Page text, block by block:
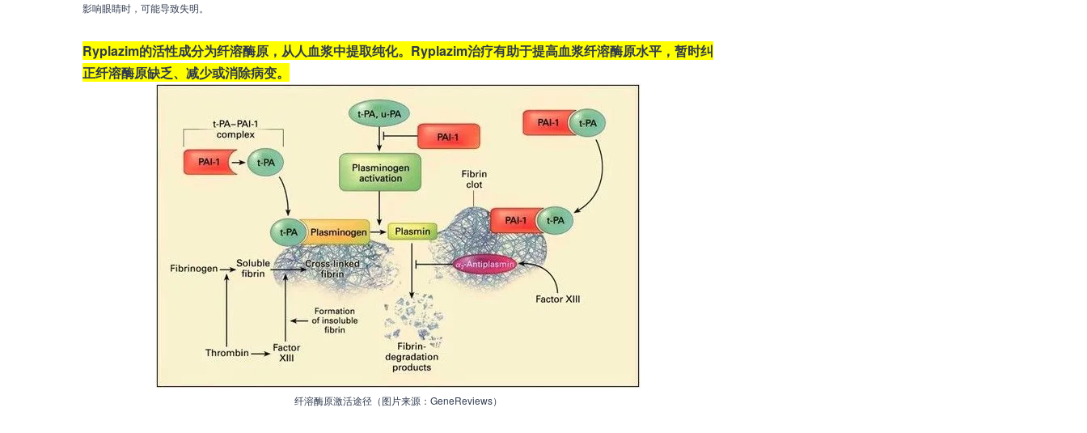
影响眼睛时，可能导致失明。
Ryplazim的活性成分为纤溶酶原，从人血浆中提取纯化。Ryplazim治疗有助于提高血浆纤溶酶原水平，暂时纠
正纤溶酶原缺乏、减少或消除病变。
纤溶酶原激活途径（图片来源：GeneReviews）